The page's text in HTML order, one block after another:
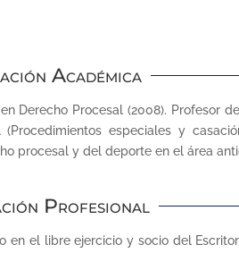
Académica
Procesal (2008). Profesor
especiales y
procesal y del deporte en el área
Profesional
el libre ejercicio y socio del